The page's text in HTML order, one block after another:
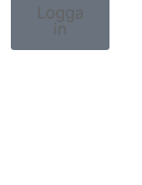
Logga
in